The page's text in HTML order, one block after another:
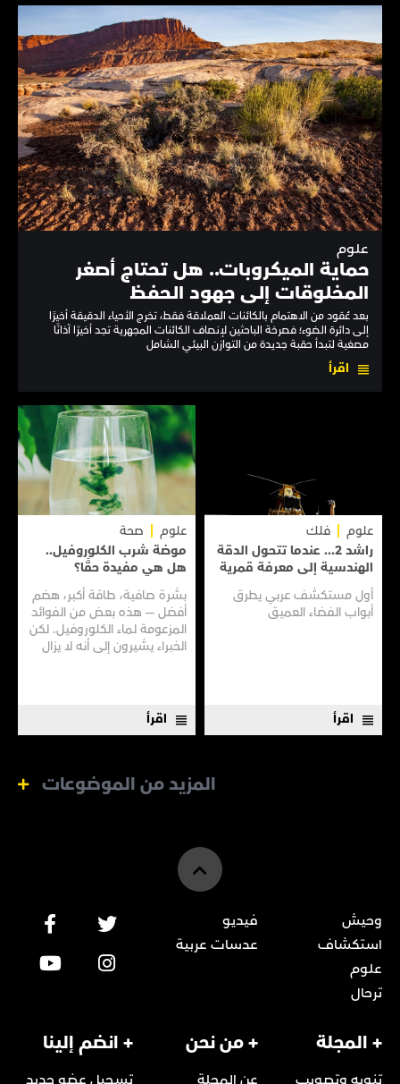
علوم
حماية الميكروبات.. هل تحتاج أصغر
المخلوقات إلى جهود الحفظ
بعد عُقود من الاهتمام بالكائنات العملاقة فقط، تخرج الأحياء الدقيقة أخيرًا
إلى دائرة الضوء؛ فصرخة الباحثين لإنصاف الكائنات المجهرية تجد أخيرًا آذانًا
مصغية لتبدأ حقبة جديدة من التوازن البيئي الشامل
اقرأ
علوم
فلك
راشد 2... عندما تتحول الدقة
الهندسية إلى معرفة قمرية
أول مستكشف عربي يطرق
أبواب الفضاء العميق
اقرأ
علوم
صحة
موضة شرب الكلوروفيل..
هل هي مفيدة حقًا؟
بشرة صافية، طاقة أكبر، هضم
أفضل — هذه بعض من الفوائد
المزعومة لماء الكلوروفيل. لكن
الخبراء يشيرون إلى أنه لا يزال
اقرأ
المزيد من الموضوعات
وحيش
استكشاف
علوم
ترحال
فيديو
عدسات عربية
+ المجلة + من نحن + انضم إلينا